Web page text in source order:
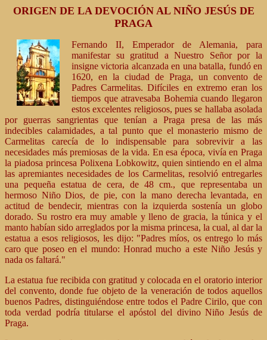
ORIGEN DE LA DEVOCIÓN AL NIÑO JESÚS DE
PRAGA
Fernando II, Emperador de Alemania, para
manifestar su gratitud a Nuestro Señor por la
insigne victoria alcanzada en una batalla, fundó en
1620, en la ciudad de Praga, un convento de
Padres Carmelitas. Difíciles en extremo eran los
tiempos que atravesaba Bohemia cuando llegaron
estos excelentes religiosos, pues se hallaba asolada
por guerras sangrientas que tenían a Praga presa de las más
indecibles calamidades, a tal punto que el monasterio mismo de
Carmelitas carecía de lo indispensable para sobrevivir a las
necesidades más premiosas de la vida. En esa época, vivía en Praga
la piadosa princesa Polixena Lobkowitz, quien sintiendo en el alma
las apremiantes necesidades de los Carmelitas, resolvió entregarles
una pequeña estatua de cera, de 48 cm., que representaba un
hermoso Niño Dios, de pie, con la mano derecha levantada, en
actitud de bendecir, mientras con la izquierda sostenía un globo
dorado. Su rostro era muy amable y lleno de gracia, la túnica y el
manto habían sido arreglados por la misma princesa, la cual, al dar la
estatua a esos religiosos, les dijo: "Padres míos, os entrego lo más
caro que poseo en el mundo: Honrad mucho a este Niño Jesús y
nada os faltará."
La estatua fue recibida con gratitud y colocada en el oratorio interior
del convento, donde fue objeto de la veneración de todos aquellos
buenos Padres, distinguiéndose entre todos el Padre Cirilo, que con
toda verdad podría titularse el apóstol del divino Niño Jesús de
Praga.